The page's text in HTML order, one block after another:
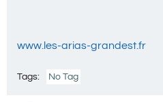
www.les-arias-grandest.fr
Tags: No Tag